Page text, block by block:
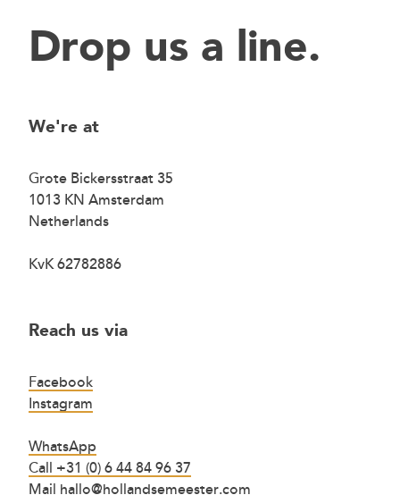
Drop us a line.
We're at
Grote Bickersstraat 35
1013 KN Amsterdam
Netherlands
KvK 62782886
Reach us via
Facebook
Instagram
WhatsApp
Call +31 (0) 6 44 84 96 37
Mail hallo@hollandsemeester.com